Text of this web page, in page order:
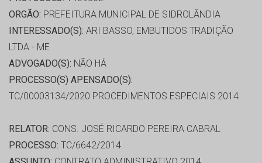
ORGÃO: PREFEITURA MUNICIPAL DE SIDROLÂNDIA
INTERESSADO(S): ARI BASSO, EMBUTIDOS TRADIÇÃO
LTDA - ME
ADVOGADO(S): NÃO HÁ
PROCESSO(S) APENSADO(S):
TC/00003134/2020 PROCEDIMENTOS ESPECIAIS 2014
RELATOR: CONS. JOSÉ RICARDO PEREIRA CABRAL
PROCESSO: TC/6642/2014